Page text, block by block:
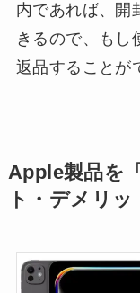
内であれば、開
きるので、もし
返品することが
Apple製品を
ト・デメリッ